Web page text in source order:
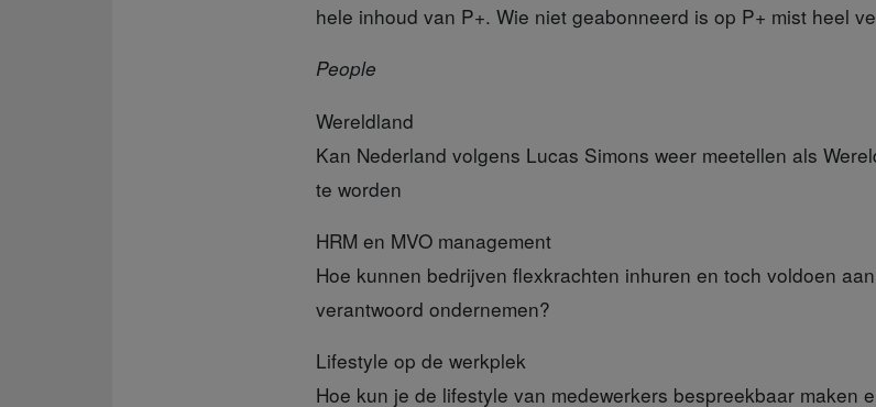
hele inhoud van P+. Wie niet geabonneerd is op P+ mist heel
People
Wereldland
Kan Nederland volgens Lucas Simons weer meetellen als
te worden
HRM en MVO management
Hoe kunnen bedrijven flexkrachten inhuren en toch voldoen
verantwoord ondernemen?
Lifestyle op de werkplek
Hoe kun je de lifestyle van medewerkers bespreekbaar maken